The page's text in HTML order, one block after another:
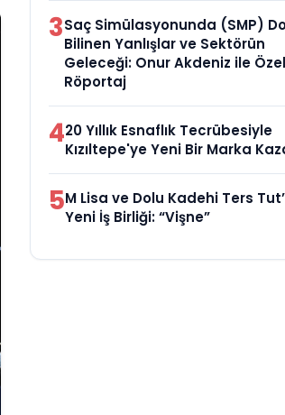
3Saç Simülasyonunda (SMP)
Bilinen Yanlışlar ve Sektörün
Geleceği: Onur Akdeniz ile Özel
Röportaj
420 Yıllık Esnaflık Tecrübesiyle
Kızıltepe'ye Yeni Bir Marka
5M Lisa ve Dolu Kadehi Ters
Yeni İş Birliği: “Vişne”